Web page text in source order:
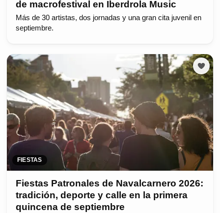
de macrofestival en Iberdrola Music
Más de 30 artistas, dos jornadas y una gran cita juvenil en
septiembre.
FIESTAS
Fiestas Patronales de Navalcarnero 2026:
tradición, deporte y calle en la primera
quincena de septiembre